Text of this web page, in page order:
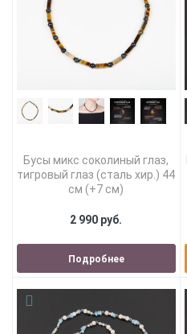
Бусы микс соколиный глаз,
тигровый глаз (сталь хир.) 44
см (+7 см)
2 990 руб.
Подробнее